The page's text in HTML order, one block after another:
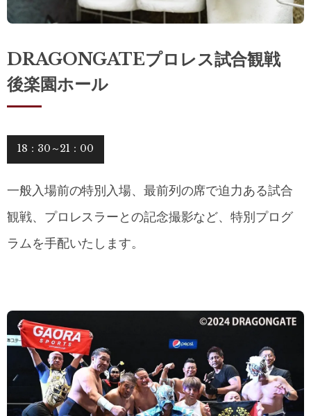
DRAGONGATEプロレス試合観戦
後楽園ホール
18：30～21：00
一般入場前の特別入場、最前列の席で迫力ある試合
観戦、プロレスラーとの記念撮影など、特別プログ
ラムを手配いたします。